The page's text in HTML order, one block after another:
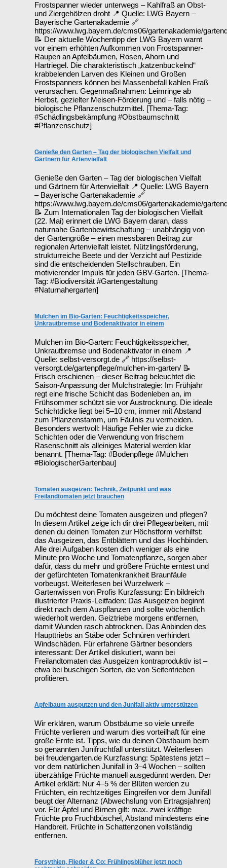
Frostspanner wieder unterwegs – Kahlfraß an Obst-
und Ziergehölzen droht 📍 Quelle: LWG Bayern –
Bayerische Gartenakademie 🔗
https://www.lwg.bayern.de/cms06/gartenakademie/
📝 Der aktuelle Wochentipp der LWG Bayern warnt
vor einem erhöhten Aufkommen von Frostspanner-
Raupen an Apfelbäumen, Rosen, Ahorn und
Hartriegel. Die charakteristisch „katzenbuckelnd“
krabbelenden Larven des Kleinen und Großen
Frostspanners können bei Massenbefall kahlen Fraß
verursachen. Gegenmaßnahmen: Leimringe ab
Herbst, gezielter Meisen-Förderung und – falls nötig –
biologische Pflanzenschutzmittel. [Thema-Tag:
#Schädlingsbekämpfung #Obstbaumschnitt
#Pflanzenschutz]
Genieße den Garten – Tag der biologischen Vielfalt und
Gärtnern für Artenvielfalt
Genieße den Garten – Tag der biologischen Vielfalt
und Gärtnern für Artenvielfalt 📍 Quelle: LWG Bayern
– Bayerische Gartenakademie 🔗
https://www.lwg.bayern.de/cms06/gartenakademie/
📝 Zum Internationalen Tag der biologischen Vielfalt
(22. Mai) erinnert die LWG Bayern daran, dass
naturnahe Gartenbewirtschaftung – unabhängig von
der Gartengröße – einen messbaren Beitrag zur
regionalen Artenvielfalt leistet. Nützlingsförderung,
strukturreiche Beete und der Verzicht auf Pestizide
sind die entscheidenden Stellschrauben. Ein
motivierender Impuls für jeden GBV-Garten. [Thema-
Tag: #Biodiversität #Gartengestaltung
#Naturnahergarten]
Mulchen im Bio-Garten: Feuchtigkeitsspeicher,
Unkrautbremse und Bodenaktivator in einem
Mulchen im Bio-Garten: Feuchtigkeitsspeicher,
Unkrautbremse und Bodenaktivator in einem 📍
Quelle: selbst-versorgt.de 🔗 https://selbst-
versorgt.de/gartenpflege/mulchen-im-garten/ 📝
Frisch erschienen – dieser Beitrag beleuchtet die
Saison-Anpassung der Mulchstrategie: Im Frühjahr
regt eine frische Schicht das Bodenleben an, im
Frühsommer schützt sie vor Austrocknung. Die ideale
Schichtdicke liegt bei 5–10 cm, immer mit Abstand
zum Pflanzenstamm, um Fäulnis zu vermeiden.
Besonders wertvoll: Häufige Fehler wie zu dicke
Schichten oder die Verwendung von frischem
Rasenschnitt als alleiniges Material werden klar
benannt. [Thema-Tag: #Bodenpflege #Mulchen
#BiologischerGartenbau]
Tomaten ausgeizen: Technik, Zeitpunkt und was
Freilandtomaten jetzt brauchen
Du möchtest deine Tomaten ausgeizen und pflegen?
In diesem Artikel zeige ich dir drei Pflegearbeiten, mit
denen du deinen Tomaten zur Höchstform verhilfst:
das Ausgeizen, das Entblättern und das Hochbinden.
Alle drei Aufgaben kosten dich weniger als eine
Minute pro Woche und Tomatenpflanze, sorgen aber
dafür, dass du mehr und größere Früchte erntest und
der gefürchteten Tomatenkrankheit Braunfäule
vorbeugst. Weiterlesen bei Wurzelwerk –
Gartenwissen von Profis Kurzfassung: Ein bildreich
illustrierter Praxis-Leitfaden: Das Ausgeizen beginnt
direkt nach dem Auspflanzen und sollte wöchentlich
wiederholt werden. Geiztriebe morgens entfernen,
damit Wunden rasch abtrocknen. Das Anbinden des
Haupttriebs an Stäbe oder Schnüren verhindert
Windschäden. Für erfahrene Gärtner besonders
interessant: Der Artikel diskutiert, wann bei
Freilandtomaten das Ausgeizen kontraproduktiv ist –
etwa bei buschigen Sorten, die von Seitentrieben
profitieren.
Apfelbaum ausputzen und den Junifall aktiv unterstützen
Wir erklären, warum Obstbäume so viele unreife
Früchte verlieren und warum dies vorteilhaft für eine
große Ernte ist. Tipps, wie du deinen Obstbaum beim
so genannten Junifruchtfall unterstützt. Weiterlesen
bei freudengarten.de Kurzfassung: Spätestens jetzt –
vor dem natürlichen Junifall in 3–4 Wochen – sollten
überzählige Früchte manuell ausgedünnt werden. Der
Artikel erklärt: Nur 4–5 % der Blüten werden zu
Früchten, ein rechtzeitiges Eingreifen vor dem Junifall
beugt der Alternanz (Abwechslung von Ertragsjahren)
vor. Für Äpfel und Birnen gilt: max. zwei kräftige
Früchte pro Fruchtbüschel, Abstand mindestens eine
Handbreit. Früchte in Schattenzonen vollständig
entfernen.
Forsythien, Flieder & Co: Frühlingsblüher jetzt noch